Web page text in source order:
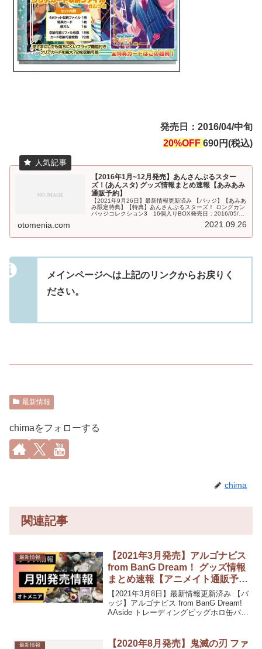
発売日：2016/04/中旬
20%OFF 690円(税込)
【2016年1月~12月発売】あんさんぶるスター
ズ！(あんスタ) グッズ情報まとめ速報【あみあみ
通販予約】
【2021年9月26日】最新情報更新済み 【バッジ】【あみあ
み限定特典】【特典】あんさんぶるスターズ！ ロングカン
バッジコレクション3 16個入りBOX発売日：2016/05/未
otomenia.com 2021.09.26
メインページへは上記のリンクからお戻りく
ださい。
最新情報
chimaをフォローする
chima
関連記事
最新情報
【2021年3月発売】アルゴナビス
from BanG Dream！ グッズ情報
まとめ速報【アニメイト通販予
約】
【2021年3月8日】最新情報更新済み 【バ
ッジ】アルゴナビス from BanG Dream!
AAside トレーディングビッグホロ缶バッ
ルダー・...
最新情報
【2020年8月発売】鬼滅の刃 ファ